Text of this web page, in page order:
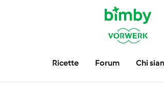
Ricette Forum Chi